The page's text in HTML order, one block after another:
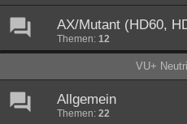
AX/Mutant (HD60,
Themen: 12
VU+
Allgemein
Themen: 22